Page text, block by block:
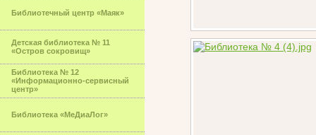
Библиотечный центр «Маяк»
Детская библиотека № 11
«Остров сокровищ»
Библиотека № 12
«Информационно-сервисный
центр»
Библиотека «МеДиаЛог»